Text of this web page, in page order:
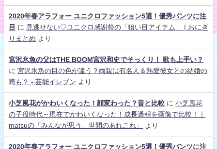
2020年春アラフォー ユニクロファッション5選！優秀パンツに注
目 に
見逃せない♡ユニクロ感謝祭の「狙い目アイテム」 | おにぎ
りまとめ より
宮沢氷魚の父はTHE BOOM宮沢和史でそっくり！ 歌も上手い？
に 宮沢氷魚の目の色が違う？両親は有名人＆熱愛彼女との結婚の
噂も？ - 芸能イレブン より
小芝風花がかわいくなった！顔変わった？昔と比較 に 小芝風花
の子役時代～現在でかわいくなった！成長過程を画像で比較！｜
matsuの「みんなが思う、世間のあれこれ」
より
2020年春アラフォー ユニクロファッション5選！優秀パンツに注